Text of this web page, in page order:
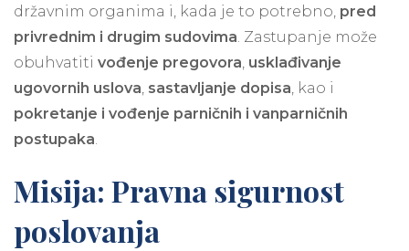
državnim organima i, kada je to potrebno, pred
privrednim i drugim sudovima. Zastupanje može
obuhvatiti vođenje pregovora, usklađivanje
ugovornih uslova, sastavljanje dopisa, kao i
pokretanje i vođenje parničnih i vanparničnih
postupaka.
Misija: Pravna sigurnost
poslovanja